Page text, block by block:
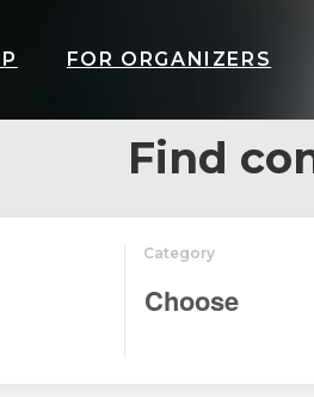
FOR ORGANIZERS
Find
Category